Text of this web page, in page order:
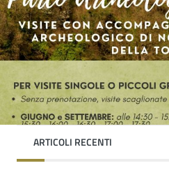
ARTICOLI RECENTI